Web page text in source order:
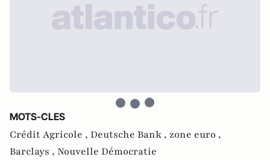
MOTS-CLES
Crédit Agricole , Deutsche Bank , zone euro ,
Barclays , Nouvelle Démocratie